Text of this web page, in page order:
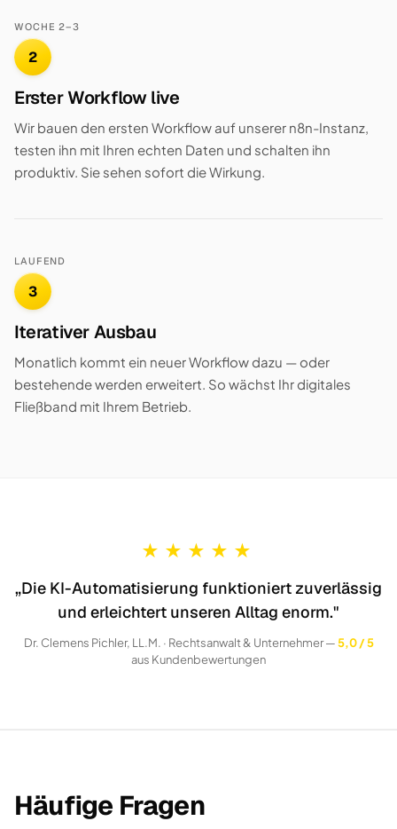
WOCHE 2–3
2
Erster Workflow live
Wir bauen den ersten Workflow auf unserer n8n-Instanz,
testen ihn mit Ihren echten Daten und schalten ihn
produktiv. Sie sehen sofort die Wirkung.
LAUFEND
3
Iterativer Ausbau
Monatlich kommt ein neuer Workflow dazu — oder
bestehende werden erweitert. So wächst Ihr digitales
Fließband mit Ihrem Betrieb.
★ ★ ★ ★ ★
„Die KI-Automatisierung funktioniert zuverlässig
und erleichtert unseren Alltag enorm."
Dr. Clemens Pichler, LL.M. · Rechtsanwalt & Unternehmer —5,0 / 5
aus Kundenbewertungen
Häufige Fragen